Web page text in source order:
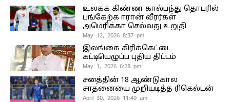
உலகக் கிண்ண கால்பந்து தொடரில்
பங்கேற்க ஈரான் வீரர்கள்
அமெரிக்கா செல்வது உறுதி
May 12, 2026 8:37 pm
இலங்கை கிரிக்கெட்டை
கட்டியெழுப்ப புதிய திட்டம்
May 1, 2026 6:28 pm
சனத்தின் 18 ஆண்டுகால
சாதனையை முறியடித்த ரிகெல்டன்
April 30, 2026 11:49 am